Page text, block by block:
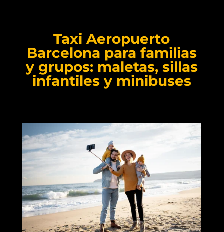
Taxi Aeropuerto
Barcelona para familias
y grupos: maletas, sillas
infantiles y minibuses